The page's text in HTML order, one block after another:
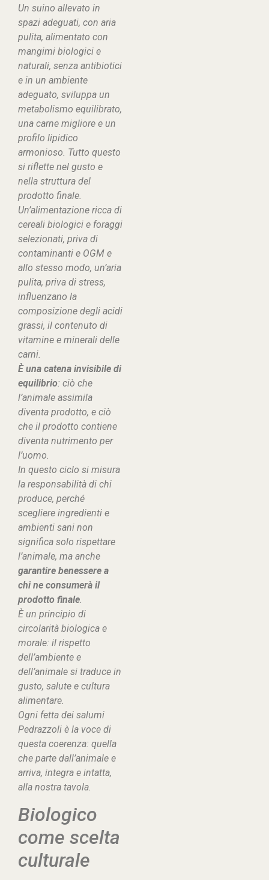
Un suino allevato in
spazi adeguati, con aria
pulita, alimentato con
mangimi biologici e
naturali, senza antibiotici
e in un ambiente
adeguato, sviluppa un
metabolismo equilibrato,
una carne migliore e un
profilo lipidico
armonioso. Tutto questo
si riflette nel gusto e
nella struttura del
prodotto finale.
Un’alimentazione ricca di
cereali biologici e foraggi
selezionati, priva di
contaminanti e OGM e
allo stesso modo, un’aria
pulita, priva di stress,
influenzano la
composizione degli acidi
grassi, il contenuto di
vitamine e minerali delle
carni.
È una catena invisibile di
equilibrio: ciò che
l’animale assimila
diventa prodotto, e ciò
che il prodotto contiene
diventa nutrimento per
l’uomo.
In questo ciclo si misura
la responsabilità di chi
produce, perché
scegliere ingredienti e
ambienti sani non
significa solo rispettare
l’animale, ma anche
garantire benessere a
chi ne consumerà il
prodotto finale
È un principio di
circolarità biologica e
morale: il rispetto
dell’ambiente e
dell’animale si traduce in
gusto, salute e cultura
alimentare.
Ogni fetta dei salumi
Pedrazzoli è la voce di
questa coerenza: quella
che parte dall’animale e
arriva, integra e intatta,
alla nostra tavola.
Biologico
come scelta
culturale